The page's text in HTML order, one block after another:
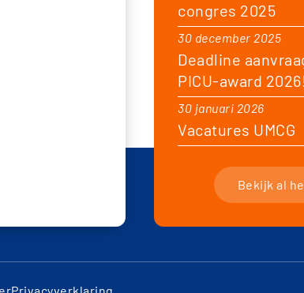
congres 2025
30 december 2025
Deadline
PICU-award
30 januari 2026
Vacatures UMCG
Bekijk al